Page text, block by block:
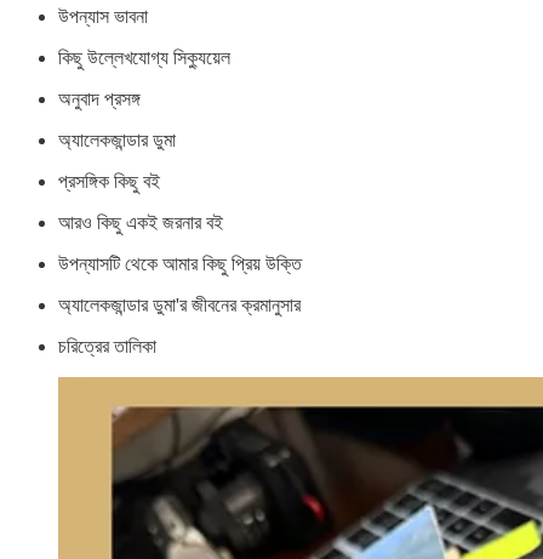
উপন্যাস ভাবনা
কিছু উল্লেখযোগ্য সিক্যুয়েল
অনুবাদ প্রসঙ্গ
অ্যালেকজান্ডার ডুমা
প্রসঙ্গিক কিছু বই
আরও কিছু একই জরনার বই
উপন্যাসটি থেকে আমার কিছু প্রিয় উক্তি
অ্যালেকজান্ডার ডুমা'র জীবনের ক্রমানুসার
চরিত্রের তালিকা